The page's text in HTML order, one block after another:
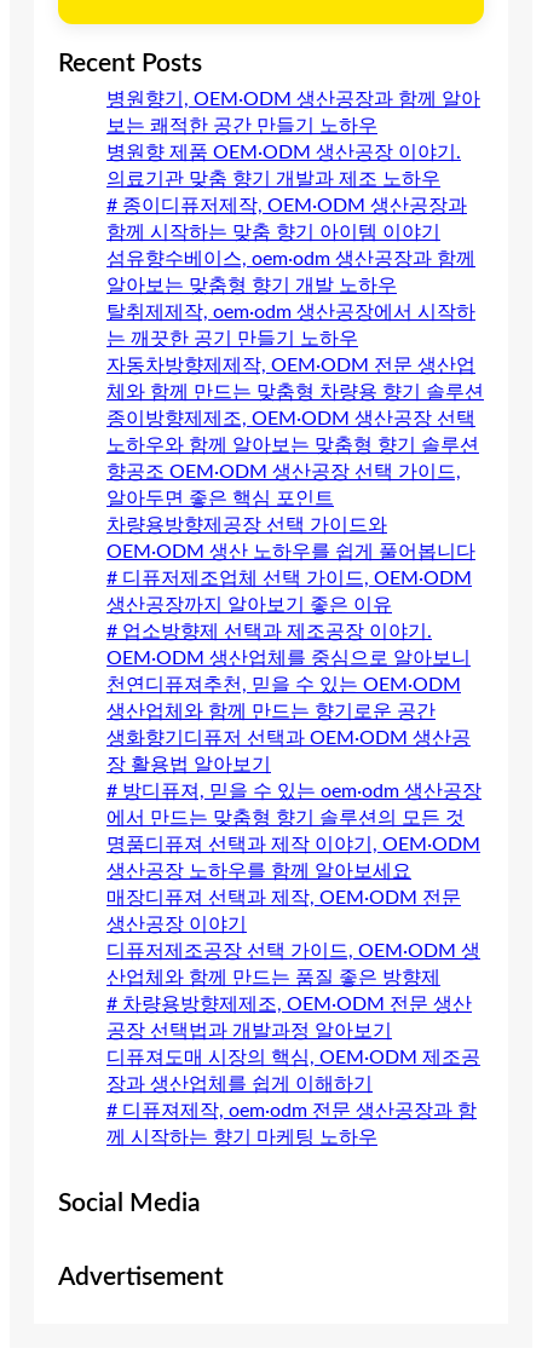
Recent Posts
병원향기, OEM·ODM 생산공장과 함께 알아
보는 쾌적한 공간 만들기 노하우
병원향 제품 OEM·ODM 생산공장 이야기.
의료기관 맞춤 향기 개발과 제조 노하우
# 종이디퓨저제작, OEM·ODM 생산공장과
함께 시작하는 맞춤 향기 아이템 이야기
섬유향수베이스, oem·odm 생산공장과 함께
알아보는 맞춤형 향기 개발 노하우
탈취제제작, oem·odm 생산공장에서 시작하
는 깨끗한 공기 만들기 노하우
자동차방향제제작, OEM·ODM 전문 생산업
체와 함께 만드는 맞춤형 차량용 향기 솔루션
종이방향제제조, OEM·ODM 생산공장 선택
노하우와 함께 알아보는 맞춤형 향기 솔루션
향공조 OEM·ODM 생산공장 선택 가이드,
알아두면 좋은 핵심 포인트
차량용방향제공장 선택 가이드와
OEM·ODM 생산 노하우를 쉽게 풀어봅니다
# 디퓨저제조업체 선택 가이드, OEM·ODM
생산공장까지 알아보기 좋은 이유
# 업소방향제 선택과 제조공장 이야기.
OEM·ODM 생산업체를 중심으로 알아보니
천연디퓨져추천, 믿을 수 있는 OEM·ODM
생산업체와 함께 만드는 향기로운 공간
생화향기디퓨저 선택과 OEM·ODM 생산공
장 활용법 알아보기
# 방디퓨져, 믿을 수 있는 oem·odm 생산공장
에서 만드는 맞춤형 향기 솔루션의 모든 것
명품디퓨져 선택과 제작 이야기, OEM·ODM
생산공장 노하우를 함께 알아보세요
매장디퓨져 선택과 제작, OEM·ODM 전문
생산공장 이야기
디퓨저제조공장 선택 가이드, OEM·ODM 생
산업체와 함께 만드는 품질 좋은 방향제
# 차량용방향제제조, OEM·ODM 전문 생산
공장 선택법과 개발과정 알아보기
디퓨져도매 시장의 핵심, OEM·ODM 제조공
장과 생산업체를 쉽게 이해하기
# 디퓨져제작, oem·odm 전문 생산공장과 함
께 시작하는 향기 마케팅 노하우
Social Media
Advertisement